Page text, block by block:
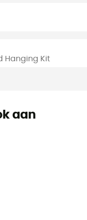
Hanging Kit
aan